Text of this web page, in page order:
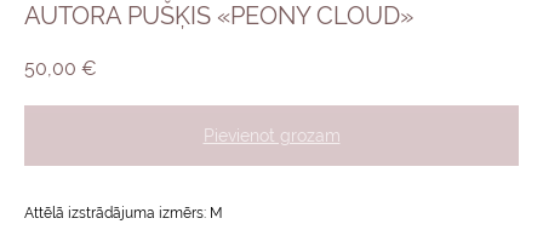
AUTORA PUŠĶIS «PEONY CLOUD»
50,00 €
Pievienot grozam
Attēlā izstrādājuma izmērs: M